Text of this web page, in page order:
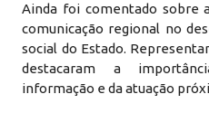
Ainda foi comentado sobre
comunicação regional no
social do Estado.
destacaram a
informação e da atuação